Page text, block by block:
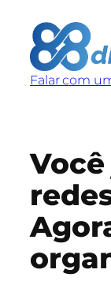
conteúdo
Falar com